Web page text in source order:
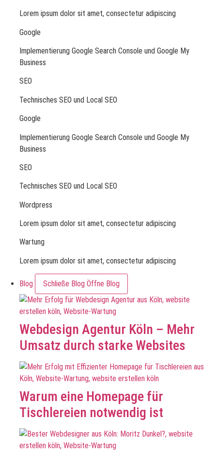
Lorem ipsum dolor sit amet, consectetur adipiscing
Google
Implementierung Google Search Console und Google My
Business
SEO
Technisches SEO und Local SEO
Google
Implementierung Google Search Console und Google My
Business
SEO
Technisches SEO und Local SEO
Wordpress
Lorem ipsum dolor sit amet, consectetur adipiscing
Wartung
Lorem ipsum dolor sit amet, consectetur adipiscing
Blog Schließe Blog Öffne Blog
Webdesign Agentur Köln – Mehr
Umsatz durch starke Websites
Warum eine Homepage für
Tischlereien notwendig ist